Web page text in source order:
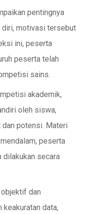
pentingnya
diri, motivasi tersebut
ini, peserta
peserta telah
sains.
akademik,
oleh siswa,
potensi. Materi
peserta
secara
dan
data,